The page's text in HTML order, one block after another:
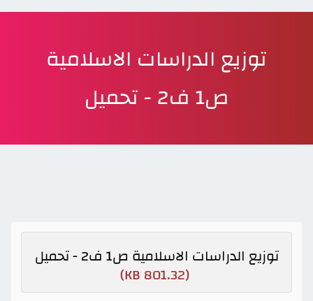
توزيع الدراسات الاسلامية
ص1 ف2 - تحميل
توزيع الدراسات الاسلامية ص1 ف2 - تحميل
(801.32 KB)